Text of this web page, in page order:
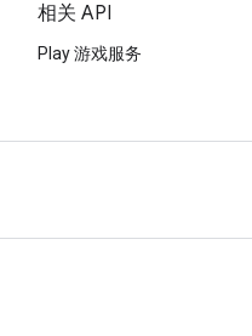
相关 API
Play 游戏服务